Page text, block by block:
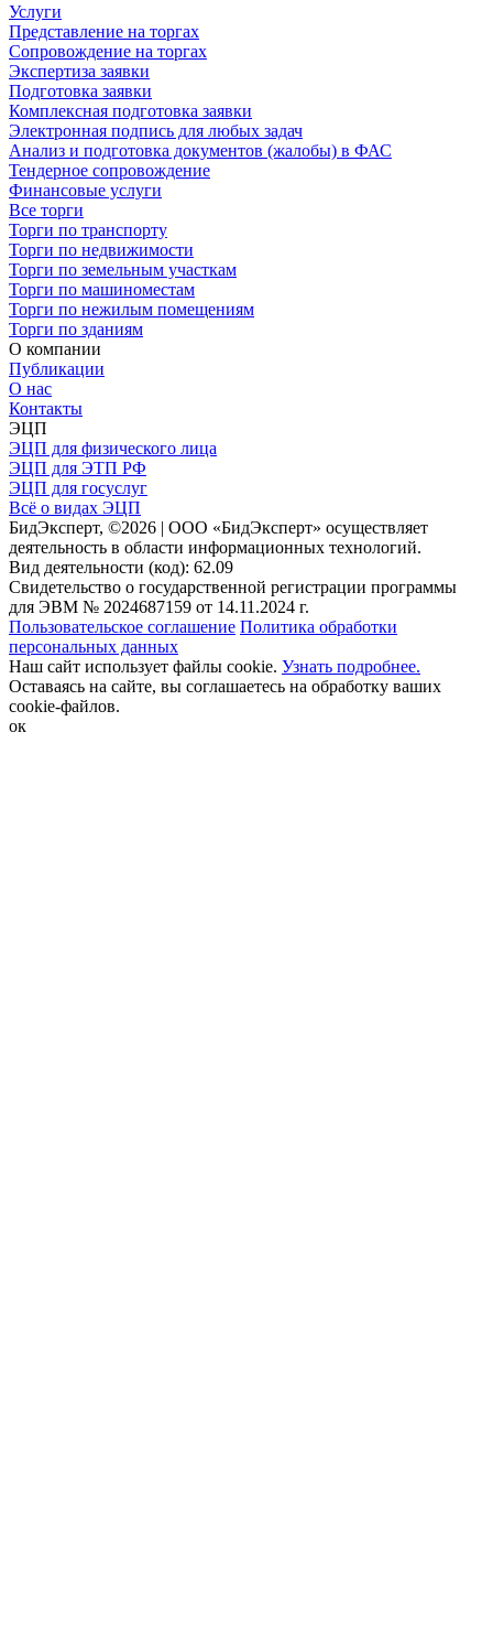
Услуги
Представление на торгах
Сопровождение на торгах
Экспертиза заявки
Подготовка заявки
Комплексная подготовка заявки
Электронная подпись для любых задач
Анализ и подготовка документов (жалобы) в ФАС
Тендерное сопровождение
Финансовые услуги
Все торги
Торги по транспорту
Торги по недвижимости
Торги по земельным участкам
Торги по машиноместам
Торги по нежилым помещениям
Торги по зданиям
О компании
Публикации
О нас
Контакты
ЭЦП
ЭЦП для физического лица
ЭЦП для ЭТП РФ
ЭЦП для госуслуг
Всё о видах ЭЦП
БидЭксперт, ©2026 | ООО «БидЭксперт» осуществляет
деятельность в области информационных технологий.
Вид деятельности (код): 62.09
Свидетельство о государственной регистрации программы
для ЭВМ № 2024687159 от 14.11.2024 г.
Пользовательское соглашение Политика обработки
персональных данных
Наш сайт использует файлы cookie. Узнать подробнее.
Оставаясь на сайте, вы соглашаетесь на обработку ваших
cookie-файлов.
ок